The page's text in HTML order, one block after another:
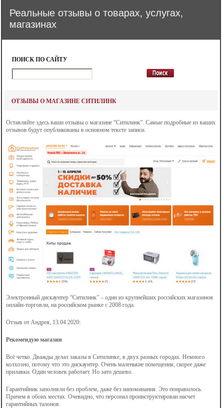
Реальные отзывы о товарах, услугах,
магазинах
ПОИСК ПО САЙТУ
ОТЗЫВЫ О МАГАЗИНЕ СИТИЛИНК
Оставляйте здесь ваши отзывы о магазине “Ситилинк”. Самые подробные из ваших
отзывов будут опубликованы в основном тексте записи.
Электронный дискаунтер “Ситилинк” – один из крупнейших российских магазинов
онлайн-торговли, на российском рынке с 2008 года.
Отзыв от Андрея, 13.04.2020:
Рекомендую магазин
Всё четко. Дважды делал заказы в Ситилинке, в двух разных городах. Немного
колхозно, потому что это дискаунтер. Очень маленькие помещения, скорее даже
прилавки. Один человек работает. Но зато дешево.
Гарантийник заполняли без проблем, даже без напоминания. Это понравилось.
Причем в обоих местах. Очевидно, что персонал проинструктирован насчет
гарантийных талонов.